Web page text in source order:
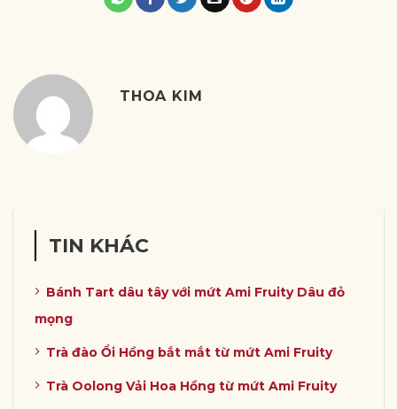
THOA KIM
TIN KHÁC
Bánh Tart dâu tây với mứt Ami Fruity Dâu đỏ
mọng
Trà đào Ổi Hồng bắt mắt từ mứt Ami Fruity
Trà Oolong Vải Hoa Hồng từ mứt Ami Fruity